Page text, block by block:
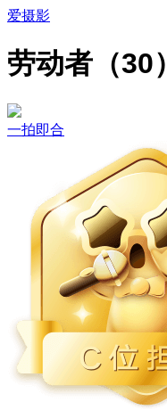
爱摄影
劳动者（30）
一拍即合